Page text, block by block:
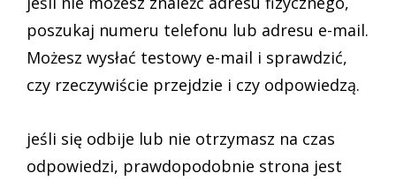
poszukaj numeru telefonu lub adresu e-mail.
Możesz wysłać testowy e-mail i sprawdzić,
czy rzeczywiście przejdzie i czy odpowiedzą.
jeśli się odbije lub nie otrzymasz na czas
odpowiedzi, prawdopodobnie strona jest